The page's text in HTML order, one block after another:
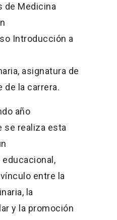
de Medicina
n
Introducción a
asignatura de
de la carrera.
año
se realiza esta
entre la
la
y la promoción